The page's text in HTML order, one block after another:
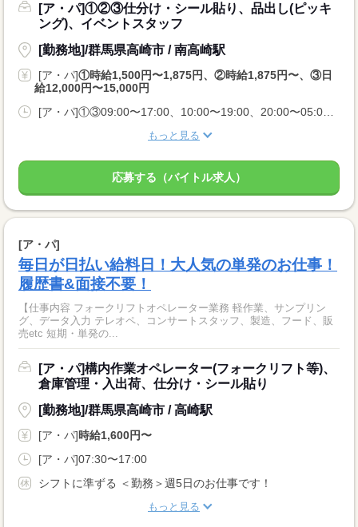
[ア・パ]①②③仕分け・シール貼り、品出し(ピッキ
ング)、イベントスタッフ
[勤務地]/群馬県高崎市 / 南高崎駅
[ア・パ]①時給1,500円〜1,875円、②時給1,875円〜、③日
給12,000円〜15,000円
もっと見る
応募する（バイトル求人）
[ア・パ]
毎日が日払い給料日！大人気の単発のお仕事！
履歴書&面接不要！
【仕事内容 フォークリフトオペレーター業務 軽作業、サンプリン
グ、データ入力 テレオペ、コンサートスタッフ、製造、フード、販
売etc 短期・単発の...
[ア・パ]構内作業オペレーター(フォークリフト等)、
倉庫管理・入出荷、仕分け・シール貼り
[勤務地]/群馬県高崎市 / 高崎駅
[ア・パ]時給1,600円〜
[ア・パ]07:30〜17:00
シフトに準ずる ＜勤務＞週5日のお仕事です！
もっと見る